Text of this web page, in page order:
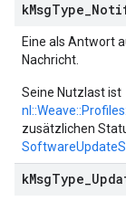
kMsgType
Eine als Antwort
Nachricht.
Seine Nutzlast ist
zusätzlichen
kMsgType